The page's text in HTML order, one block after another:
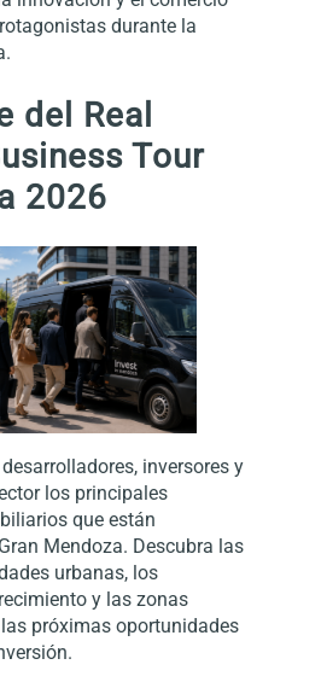
durante la
del Real
Tour
2026
inversores y
los principales
que están
Mendoza. Descubra las
urbanas, los
y las zonas
próximas oportunidades